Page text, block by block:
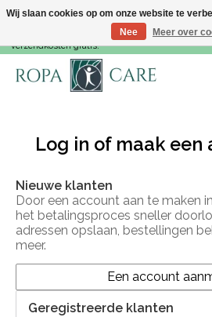
Voor 15:00 besteld, dezelfde werkdag nog
verzendkosten gratis!
Log in of maak een
Nieuwe klanten
Door een account aan te maken
het betalingsproces sneller
adressen opslaan, bestellingen
meer.
Een account
Geregistreerde klanten
Wij slaan cookies op om onze website te
Nee
Meer over